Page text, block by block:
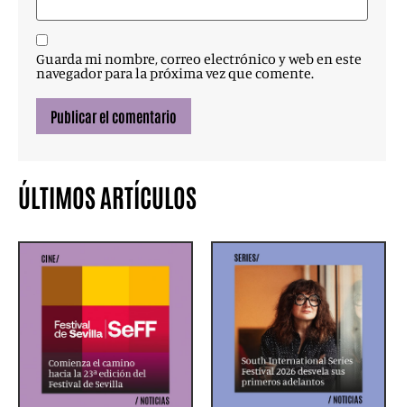
Guarda mi nombre, correo electrónico y web en este
navegador para la próxima vez que comente.
ÚLTIMOS ARTÍCULOS